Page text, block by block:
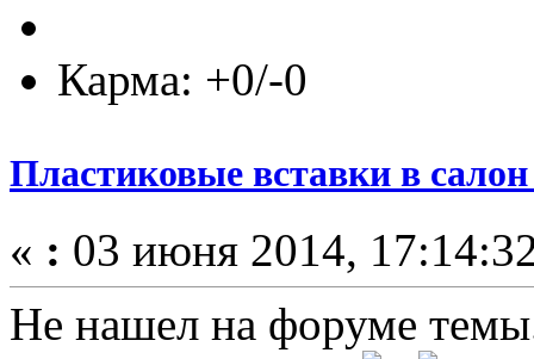
Карма: +0/-0
Пластиковые вставки в салон
« : 03 июня 2014,
Не нашел на форуме темы.